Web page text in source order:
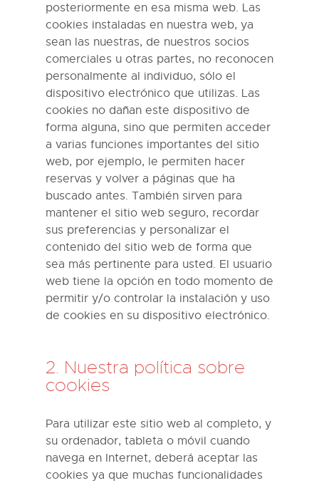
posteriormente en esa misma web. Las
cookies instaladas en nuestra web, ya
sean las nuestras, de nuestros socios
comerciales u otras partes, no reconocen
personalmente al individuo, sólo el
dispositivo electrónico que utilizas. Las
cookies no dañan este dispositivo de
forma alguna, sino que permiten acceder
a varias funciones importantes del sitio
web, por ejemplo, le permiten hacer
reservas y volver a páginas que ha
buscado antes. También sirven para
mantener el sitio web seguro, recordar
sus preferencias y personalizar el
contenido del sitio web de forma que
sea más pertinente para usted. El usuario
web tiene la opción en todo momento de
permitir y/o controlar la instalación y uso
de cookies en su dispositivo electrónico.
2. Nuestra política sobre
cookies
Para utilizar este sitio web al completo, y
su ordenador, tableta o móvil cuando
navega en Internet, deberá aceptar las
cookies ya que muchas funcionalidades